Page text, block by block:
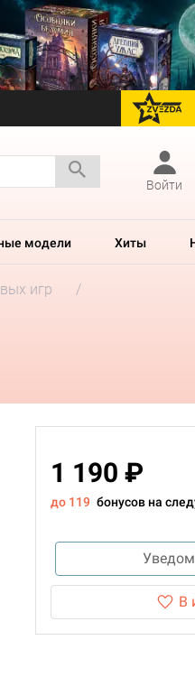
перейти
Войти
модели Хиты
игр
1 190 ₽
до 119 бонусов на
В